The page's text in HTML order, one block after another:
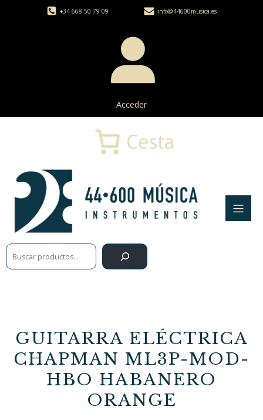
+34 668 50 79 09 info@44600musica.es
Acceder
Buscar
Cesta
GUITARRA ELÉCTRICA
CHAPMAN ML3P-MOD-
HBO HABANERO
ORANGE